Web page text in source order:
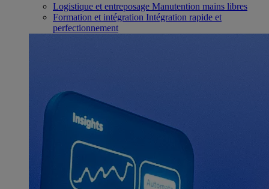
Logistique et entreposage Manutention mains libres
Formation et intégration Intégration rapide et
perfectionnement